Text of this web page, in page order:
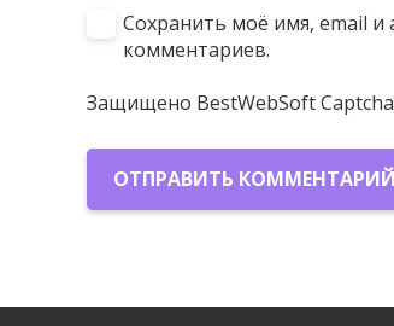
Сохранить моё имя, email и
комментариев.
Защищено BestWebSoft Captcha
ОТПРАВИТЬ КОММЕНТАРИЙ